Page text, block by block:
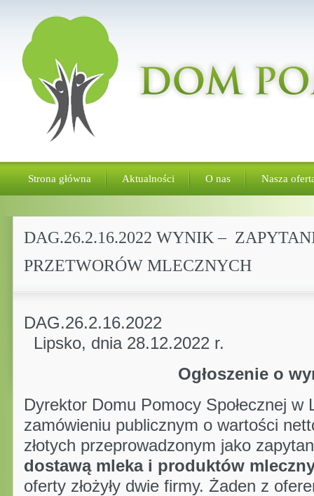
Strona główna Aktualności O nas Nasza
DAG.26.2.16.2022 WYNIK –
PRZETWORÓW MLECZNYCH
Lipsko, dnia 28.12.2022 r.
Ogłoszenie o
Dyrektor Domu Pomocy Społecznej w
zamówieniu publicznym o wartości
złotych przeprowadzonym jako
dostawą mleka i produktów
oferty złożyły dwie firmy. Żaden z